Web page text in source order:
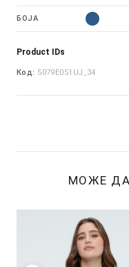
БОЈА
Product IDs
Код: 5079E051UJ_34
МОЖЕ